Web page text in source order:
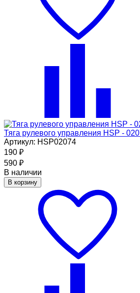
Тяга рулевого управления HSP -
Артикул: HSP02074
190 ₽
590 ₽
В наличии
В корзину